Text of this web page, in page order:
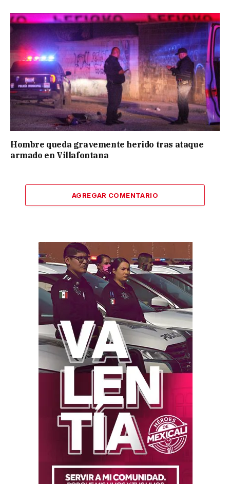
Hombre queda gravemente herido tras ataque
armado en Villafontana
AGREGAR COMENTARIO